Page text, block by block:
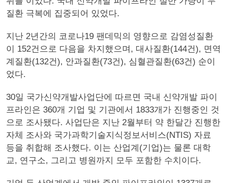
질환 극복에 집중되어 있었다.
지난 2년간의 코로나19 팬데믹의 영향으로 감염성질환
이 152건으로 다음을 차지했으며, 대사질환(144건), 면역
계질환(132건), 안과질환(73건), 심혈관질환(63건) 순이
었다.
30일 국가신약개발사업단에 따르면 국내 신약개발 파이
프라인은 360개 기업 및 기관에서 1833개가 진행중인 것
으로 조사됐다. 사업단은 지난 2월부터 약 한달간 진행한
자체 조사와 국가과학기술지식정보서비스(NTIS) 자료
등을 취합해 조사했다. 이는 산업계(기업)는 물론 대학
교, 연구소, 그리고 병원까지 모두 포함한 수치이다.